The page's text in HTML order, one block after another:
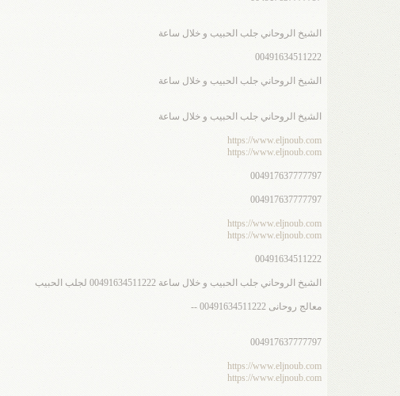
الشيخ الروحاني جلب الحبيب و خلال ساعة
00491634511222
الشيخ الروحاني جلب الحبيب و خلال ساعة
الشيخ الروحاني جلب الحبيب و خلال ساعة
https://www.eljnoub.com
https://www.eljnoub.com
004917637777797
004917637777797
https://www.eljnoub.com
https://www.eljnoub.com
00491634511222
الشيخ الروحاني جلب الحبيب و خلال ساعة 00491634511222 لجلب الحبيب
معالج روحانى 00491634511222 --
004917637777797
https://www.eljnoub.com
https://www.eljnoub.com